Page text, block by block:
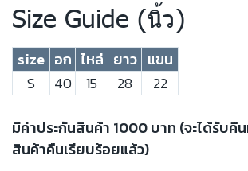
Size Guide (นิ้ว)
size อก ไหล่ ยาว แขน
S
40 15 28 22
มีค่าประกันสินค้า 1000 บาท (จะได้รับคื
สินค้าคืนเรียบร้อยแล้ว)